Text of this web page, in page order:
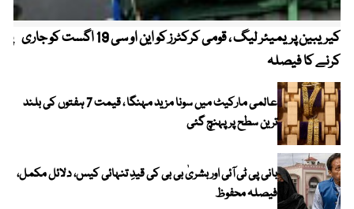
کیریبین پریمیئر لیگ ، قومی کرکٹرز کو این او سی 19 اگست کو جاری
کرنے کا فیصلہ
عالمی مارکیٹ میں سونا مزید مہنگا ، قیمت 7 ہفتوں کی بلند
ترین سطح پر پہنچ گئی
بانی پی ٹی آئی اور بشریٰ بی بی کی قیدِ تنہائی کیس، دلائل مکمل،
فیصلہ محفوظ